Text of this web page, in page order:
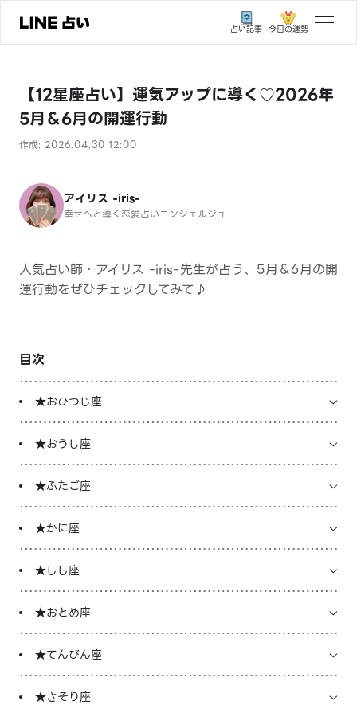
占い記事 今日の運勢
ユーザーの声
相談事例
おすすめの占い師
よくある質問
えもじの子（占）12星座占い
占い記事
LINE占いを開く
【12星座占い】運気アップに導く♡2026年
5月＆6月の開運行動
作成: 2026.04.30 12:00
アイリス -iris-
幸せへと導く恋愛占いコンシェルジュ
人気占い師・アイリス -iris-先生が占う、5月＆6月の開
運行動をぜひチェックしてみて♪
目次
★おひつじ座
★おうし座
★ふたご座
★かに座
★しし座
★おとめ座
★てんびん座
★さそり座